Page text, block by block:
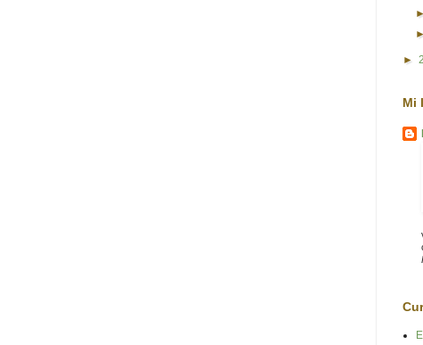
►
Mi